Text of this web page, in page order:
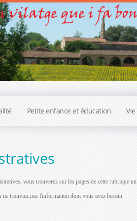
Petite enfance et éducation
vous trouverez sur les pages de cette rubrique
trouviez pas l'information dont vous avez besoin.